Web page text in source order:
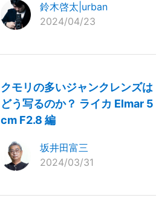
鈴木啓太|urban
2024/04/23
クモリの多いジャンクレンズは
どう写るのか？ ライカ Elmar 5
cm F2.8 編
坂井田富三
2024/03/31